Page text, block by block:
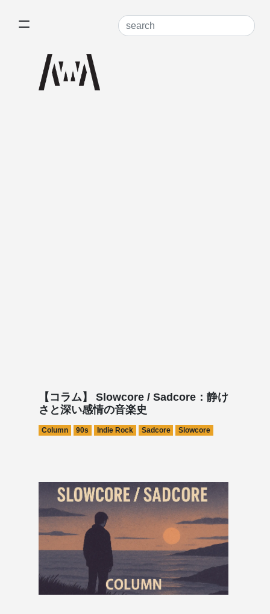
【コラム】 Slowcore / Sadcore：静け
さと深い感情の音楽史
Column 90s Indie Rock Sadcore Slowcore